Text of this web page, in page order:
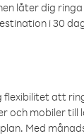
låter dig
i 30
flexibilitet att
och mobiler till
Med